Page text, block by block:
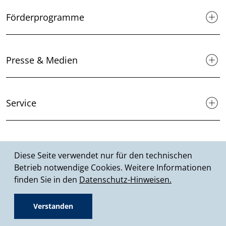
Diese Seite verwendet nur für den technischen
Betrieb notwendige Cookies. Weitere Informationen
finden Sie in den Datenschutz-Hinweisen.
Verstanden
Förderprogramme
Presse & Medien
Service
© 2026 MHKBD NRW